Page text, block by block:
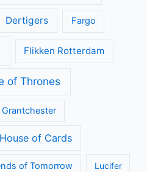
Dertigers Fargo
Flikken Rotterdam
of Thrones
Grantchester
House of Cards
of Tomorrow Lucifer